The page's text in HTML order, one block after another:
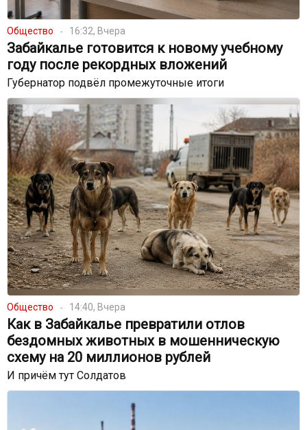
Общество 16:32, Вчера
Забайкалье готовится к новому учебному
году после рекордных вложений
Губернатор подвёл промежуточные итоги
Общество 14:40, Вчера
Как в Забайкалье превратили отлов
бездомных животных в мошенническую
схему на 20 миллионов рублей
И причём тут Солдатов